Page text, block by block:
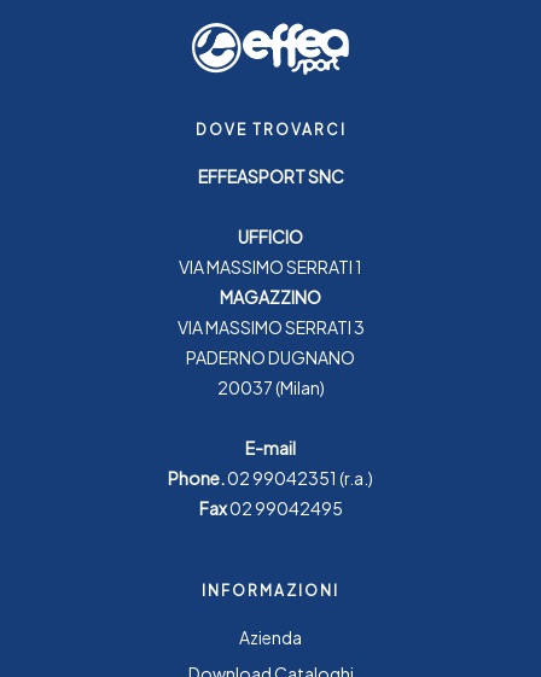
DOVE TROVARCI
EFFEASPORT SNC
UFFICIO
VIA MASSIMO SERRATI 1
MAGAZZINO
VIA MASSIMO SERRATI 3
PADERNO DUGNANO
20037 (Milan)
E-mail
Phone.02 99042351 (r.a.)
Fax02 99042495
INFORMAZIONI
Azienda